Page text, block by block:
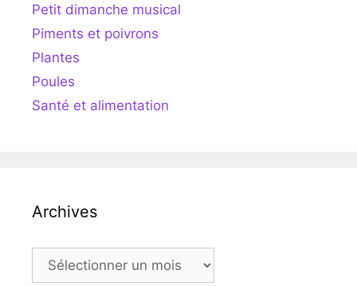
Petit dimanche musical
Piments et poivrons
Plantes
Poules
Santé et alimentation
Archives
Archives